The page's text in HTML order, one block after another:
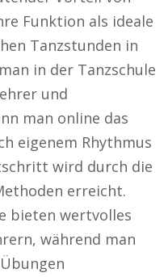
Funktion als ideale
Tanzstunden in
in der Tanzschule
und
man online das
eigenem Rhythmus
wird durch die
erreicht.
bieten wertvolles
während man